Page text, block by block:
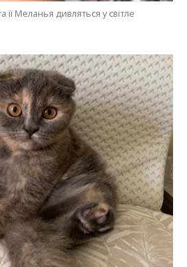
її Меланья дивляться у світле